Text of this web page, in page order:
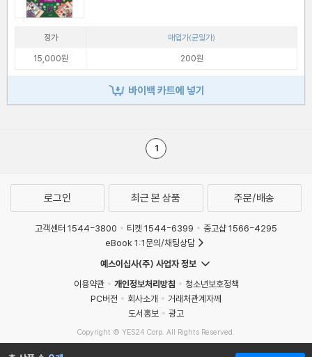
정가
매입가(균일가)
15,000원
200원
바이백 카트에 넣기
1
로그인 최근 본 상품 주문/배송
고객센터 1544-3800 티켓 1544-6399
중고샵 1566-4295
eBook 1:1문의/채팅상담
예스이십사(주) 사업자 정보
이용약관
개인정보처리방침
청소년보호정책
PC버전
회사소개
거래처관계자께
도서홍보
광고
Copyright © YES24 Corp. All Rights Reserved.
MATOM6